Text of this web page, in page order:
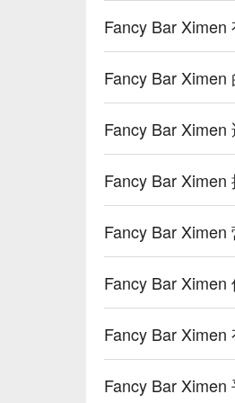
Fancy Bar Ximen
Fancy Bar Ximen
Fancy Bar Ximen
Fancy Bar Ximen
Fancy Bar Ximen
Fancy Bar Ximen
Fancy Bar Ximen
Fancy Bar Ximen